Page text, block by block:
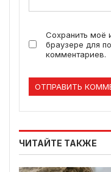
Сохранить моё
браузере для
комментариев.
ЧИТАЙТЕ ТАКЖЕ